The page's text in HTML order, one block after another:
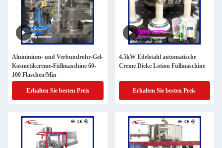
Aluminium- und Verbundrohr-Gel-
Kosmetikcreme-Füllmaschine 60-
100 Flaschen/Min
Erhalten Sie besten Preis
4.5kW Edelstahl automatische
Creme Dicke Lotion Füllmaschine
Erhalten Sie besten Preis